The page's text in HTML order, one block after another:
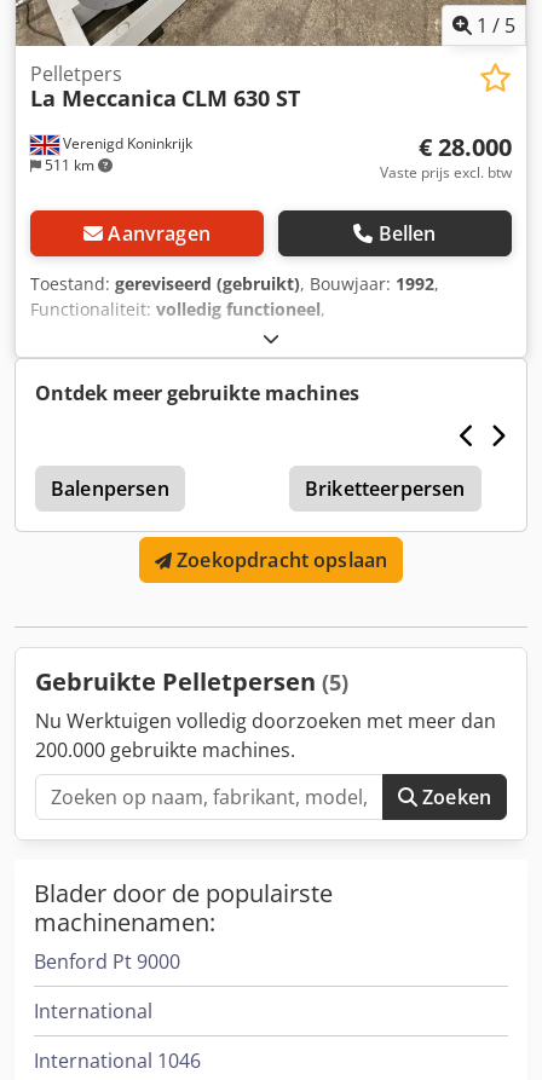
gemonteerd.
1 / 5
Verenigd Koninkrijk
511 km
Pelletpers
La Meccanica CLM 630 ST
€ 28.000
Vaste prijs excl. btw
Aanvragen Bellen
Toestand: gereviseerd (gebruikt), Bouwjaar: 1992,
Functionaliteit: volledig functioneel,
305.537.1992
maanden, Le Meccanica CLM630ST 630/150 matrijs en
rollen Force Feeder met een 0,9 kW motor Csdpsv Sq Rlsfx
Al Rerf Ondergaat momenteel een volledige renovatie -
inclusief afdichtingen en lagers Kleur - optie van de klant
Klant regelt afhaling en verzending
Ontdek meer gebruikte machines
Balenpersen Briketteerpersen
Zoekopdracht opslaan
Gebruikte Pelletpersen (5)
Nu Werktuigen volledig doorzoeken met meer dan
200.000 gebruikte machines.
Zoeken
Blader door de populairste
machinenamen:
Benford Pt 9000
International
International 1046